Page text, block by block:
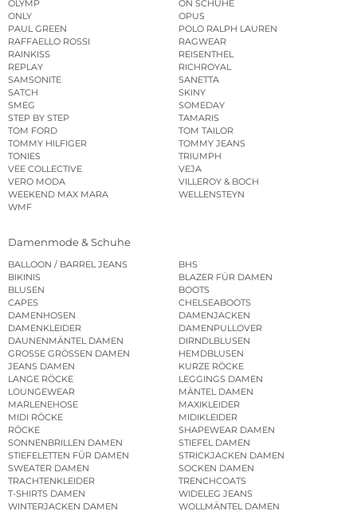
OLYMP
ON SCHUHE
ONLY
OPUS
PAUL GREEN
POLO RALPH LAUREN
RAFFAELLO ROSSI
RAGWEAR
RAINKISS
REISENTHEL
REPLAY
RICHROYAL
SAMSONITE
SANETTA
SATCH
SKINY
SMEG
SOMEDAY
STEP BY STEP
TAMARIS
TOM FORD
TOM TAILOR
TOMMY HILFIGER
TOMMY JEANS
TONIES
TRIUMPH
VEE COLLECTIVE
VEJA
VERO MODA
VILLEROY & BOCH
WEEKEND MAX MARA
WELLENSTEYN
WMF
Damenmode & Schuhe
BALLOON / BARREL JEANS
BHS
BIKINIS
BLAZER FÜR DAMEN
BLUSEN
BOOTS
CAPES
CHELSEABOOTS
DAMENHOSEN
DAMENJACKEN
DAMENKLEIDER
DAMENPULLOVER
DAUNENMÄNTEL DAMEN
DIRNDLBLUSEN
GROSSE GRÖSSEN DAMEN
HEMDBLUSEN
JEANS DAMEN
KURZE RÖCKE
LANGE RÖCKE
LEGGINGS DAMEN
LOUNGEWEAR
MÄNTEL DAMEN
MARLENEHOSE
MAXIKLEIDER
MIDI RÖCKE
MIDIKLEIDER
RÖCKE
SHAPEWEAR DAMEN
SONNENBRILLEN DAMEN
STIEFEL DAMEN
STIEFELETTEN FÜR DAMEN
STRICKJACKEN DAMEN
SWEATER DAMEN
SOCKEN DAMEN
TRACHTENKLEIDER
TRENCHCOATS
T-SHIRTS DAMEN
WIDELEG JEANS
WINTERJACKEN DAMEN
WOLLMÄNTEL DAMEN